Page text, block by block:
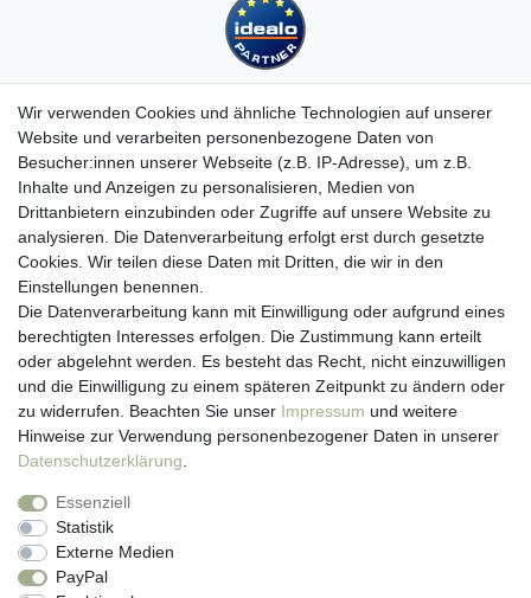
Kundenservice
Hotline: 07452 - 847 162 0
Kontakt
Anmelden
Registrieren
Newsletter
Versand & Lieferung
Zahlungsarten
viasalutis
Mehr zu viasalutis
Beratungscenter Haut
News
Beliebte Produkte (Top 20)
Wir verwenden Cookies und ähnliche Technologien auf unserer
Website und verarbeiten personenbezogene Daten von
Besucher:innen unserer Webseite (z.B. IP-Adresse), um z.B.
Inhalte und Anzeigen zu personalisieren, Medien von
Drittanbietern einzubinden oder Zugriffe auf unsere Website zu
analysieren. Die Datenverarbeitung erfolgt erst durch gesetzte
Cookies. Wir teilen diese Daten mit Dritten, die wir in den
Einstellungen benennen.
Die Datenverarbeitung kann mit Einwilligung oder aufgrund eines
berechtigten Interesses erfolgen. Die Zustimmung kann erteilt
oder abgelehnt werden. Es besteht das Recht, nicht einzuwilligen
und die Einwilligung zu einem späteren Zeitpunkt zu ändern oder
zu widerrufen. Beachten Sie unser Impressum und weitere
Hinweise zur Verwendung personenbezogener Daten in unserer
Daten­schutz­erklärung
Essenziell
Statistik
Externe Medien
PayPal